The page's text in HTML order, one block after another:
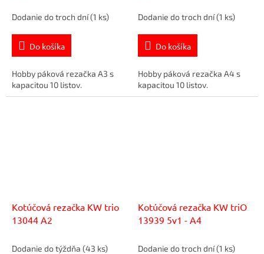
Dodanie do troch dní(1 ks)
Do košíka
Hobby páková rezačka A3 s
kapacitou 10 listov.
Dodanie do troch dní(1 ks)
Do košíka
Hobby páková rezačka A4 s
kapacitou 10 listov.
Kotúčová rezačka KW trio
13044 A2
Dodanie do týždňa (43 ks)
Kotúčová rezačka KW triO
13939 5v1 - A4
Dodanie do troch dní(1 ks)